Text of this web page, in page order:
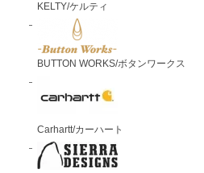
KELTY/ケルティ
BUTTON WORKS/ボタンワークス
Carhartt/カーハート